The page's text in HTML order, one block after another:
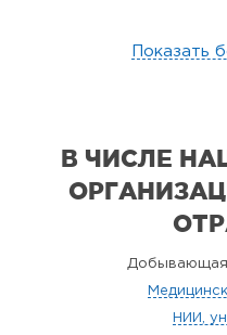
Показать
В ЧИСЛЕ
Добывающая
НИИ,